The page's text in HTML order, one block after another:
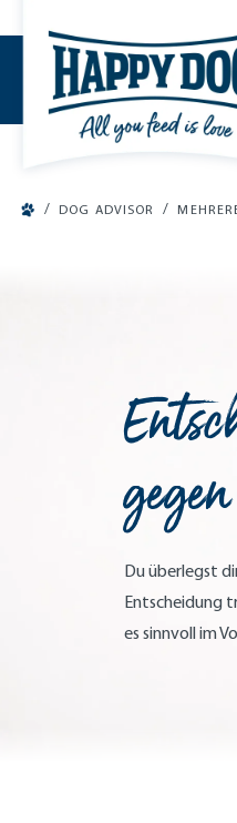
/ DOG ADVISOR /
Du überlegst
Entscheidung
es sinnvoll im